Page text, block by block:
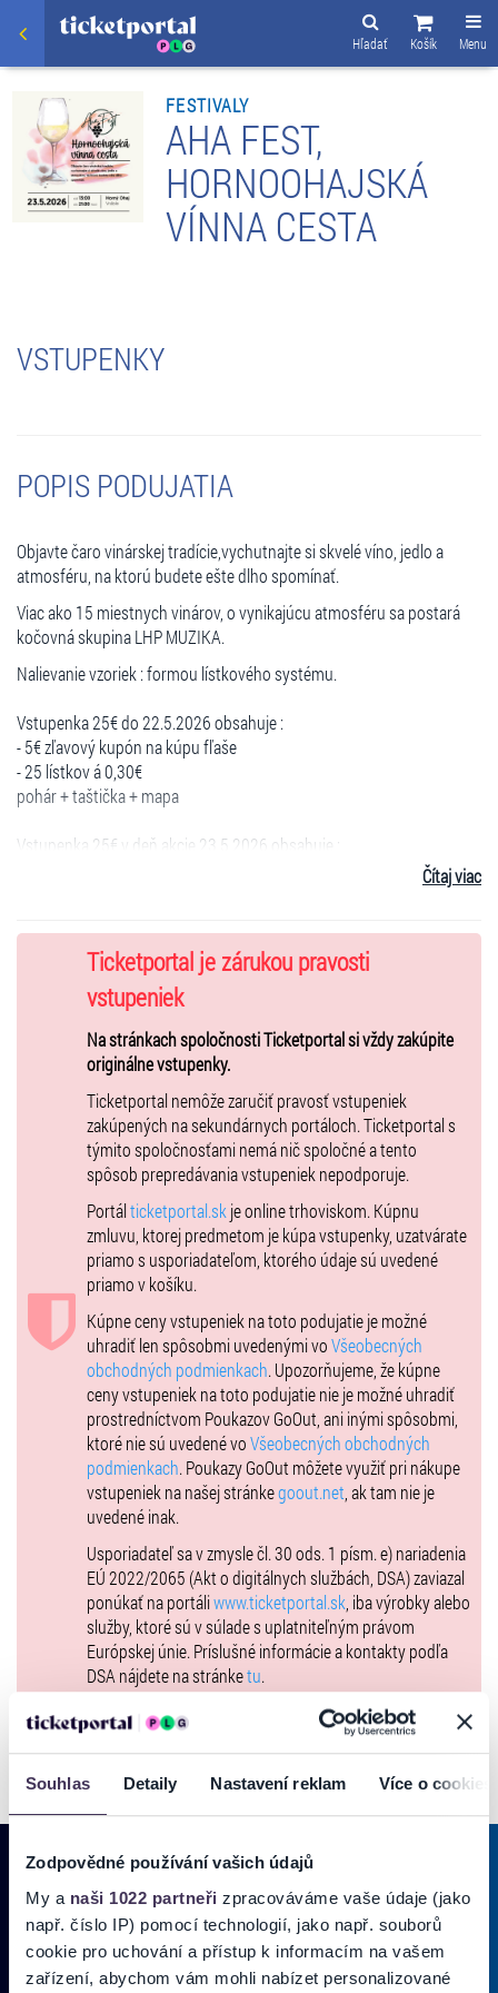
Souhlas Detaily Nastavení reklam Více o cookies
Zodpovědné používání vašich údajů
My a naši 1022 partneři zpracováváme vaše údaje (jako
např. číslo IP) pomocí technologií, jako např. souborů
cookie pro uchování a přístup k informacím na vašem
zařízení, abychom vám mohli nabízet personalizované
Menu
Košík
Hľadať
FESTIVALY
AHA FEST,
HORNOOHAJSKÁ
VÍNNA CESTA
VSTUPENKY
POPIS PODUJATIA
Objavte čaro vinárskej tradície,vychutnajte si skvelé víno, jedlo a
atmosféru, na ktorú budete ešte dlho spomínať.
Viac ako 15 miestnych vinárov, o vynikajúcu atmosféru sa postará
kočovná skupina LHP MUZIKA.
Nalievanie vzoriek : formou lístkového systému.
Vstupenka 25€ do 22.5.2026 obsahuje :
- 5€ zľavový kupón na kúpu fľaše
- 25 lístkov á 0,30€
pohár + taštička + mapa
Vstupenka 25€ v deň akcie 23.5.2026 obsahuje :
Čítaj viac
Ticketportal je zárukou pravosti
vstupeniek
Na stránkach spoločnosti Ticketportal si vždy zakúpite
originálne vstupenky.
Ticketportal nemôže zaručiť pravosť vstupeniek
zakúpených na sekundárnych portáloch. Ticketportal s
týmito spoločnosťami nemá nič spoločné a tento
spôsob prepredávania vstupeniek nepodporuje.
Portálticketportal.sk je online trhoviskom. Kúpnu
zmluvu, ktorej predmetom je kúpa vstupenky, uzatvárate
priamo s usporiadateľom, ktorého údaje sú uvedené
priamo v košíku.
Kúpne ceny vstupeniek na toto podujatie je možné
uhradiť len spôsobmi uvedenými voVšeobecných
obchodných podmienkach. Upozorňujeme, že kúpne
ceny vstupeniek na toto podujatie nie je možné uhradiť
prostredníctvom Poukazov GoOut, ani inými spôsobmi,
ktoré nie sú uvedené voVšeobecných obchodných
podmienkach. Poukazy GoOut môžete využiť pri nákupe
vstupeniek na našej stránkegoout.net , ak tam nie je
uvedené inak.
Usporiadateľ sa v zmysle čl. 30 ods. 1 písm. e) nariadenia
EÚ 2022/2065 (Akt o digitálnych službách, DSA) zaviazal
ponúkať na portáliwww.ticketportal.sk , iba výrobky alebo
služby, ktoré sú v súlade s uplatniteľným právom
Európskej únie. Príslušné informácie a kontakty podľa
DSA nájdete na stránketu.
PRIHLÁSIŤ SA KODBERU NOVINIEK
Pridajte sa do zoznamu odberateľov a doručte si najnovšie špeciálne